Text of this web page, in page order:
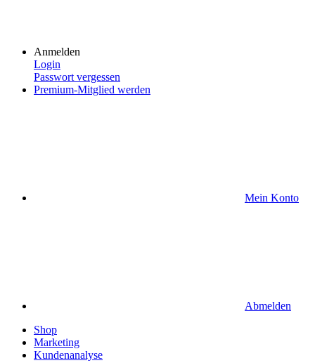
Anmelden
Login
Passwort vergessen
Premium-Mitglied werden
Mein Konto
Abmelden
Shop
Marketing
Kundenanalyse